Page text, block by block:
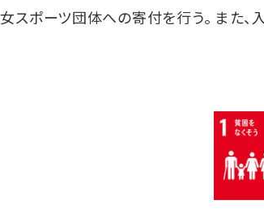
女スポーツ団体への寄付を行う。 また、